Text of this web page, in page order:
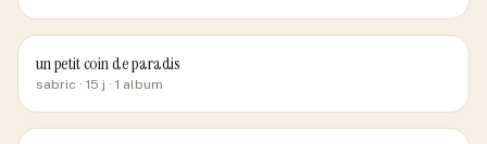
un petit coin de paradis
sabric · 15 j · 1 album